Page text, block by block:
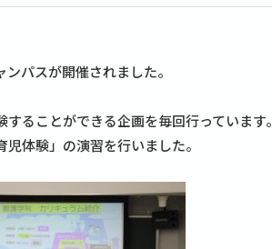
パスが開催されました。
ることができる企画を毎回行っています。
体験」の演習を行いました。